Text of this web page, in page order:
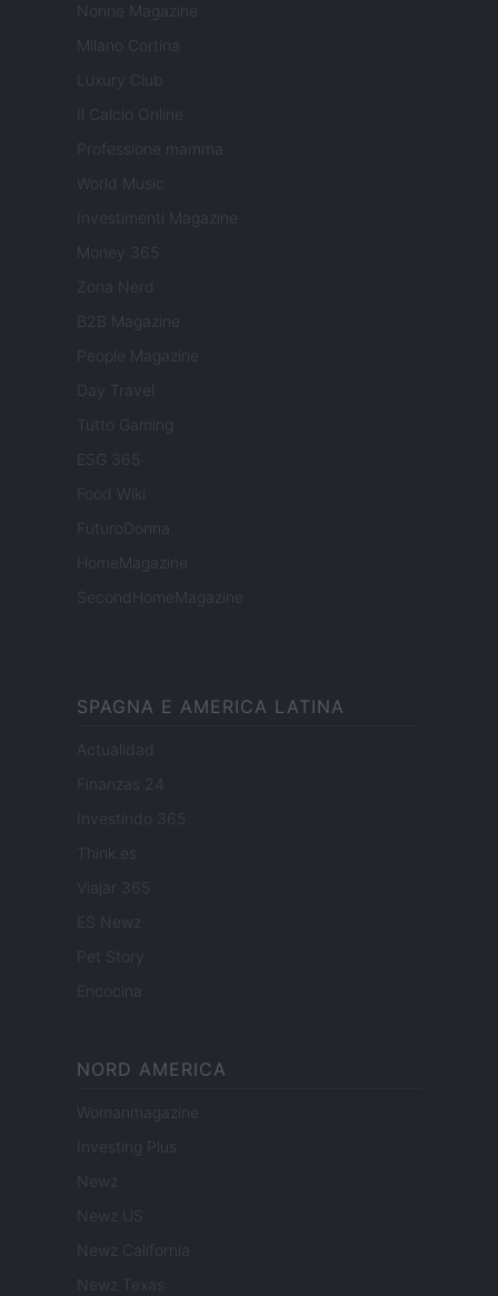
Nonne Magazine
Milano Cortina
Luxury Club
Il Calcio Online
Professione mamma
World Music
Investimenti Magazine
Money 365
Zona Nerd
B2B Magazine
People Magazine
Day Travel
Tutto Gaming
ESG 365
Food Wiki
FuturoDonna
HomeMagazine
SecondHomeMagazine
SPAGNA E AMERICA LATINA
Actualidad
Finanzas 24
Investindo 365
Think.es
Viajar 365
ES Newz
Pet Story
Encocina
NORD AMERICA
Womanmagazine
Investing Plus
Newz
Newz US
Newz California
Newz Texas